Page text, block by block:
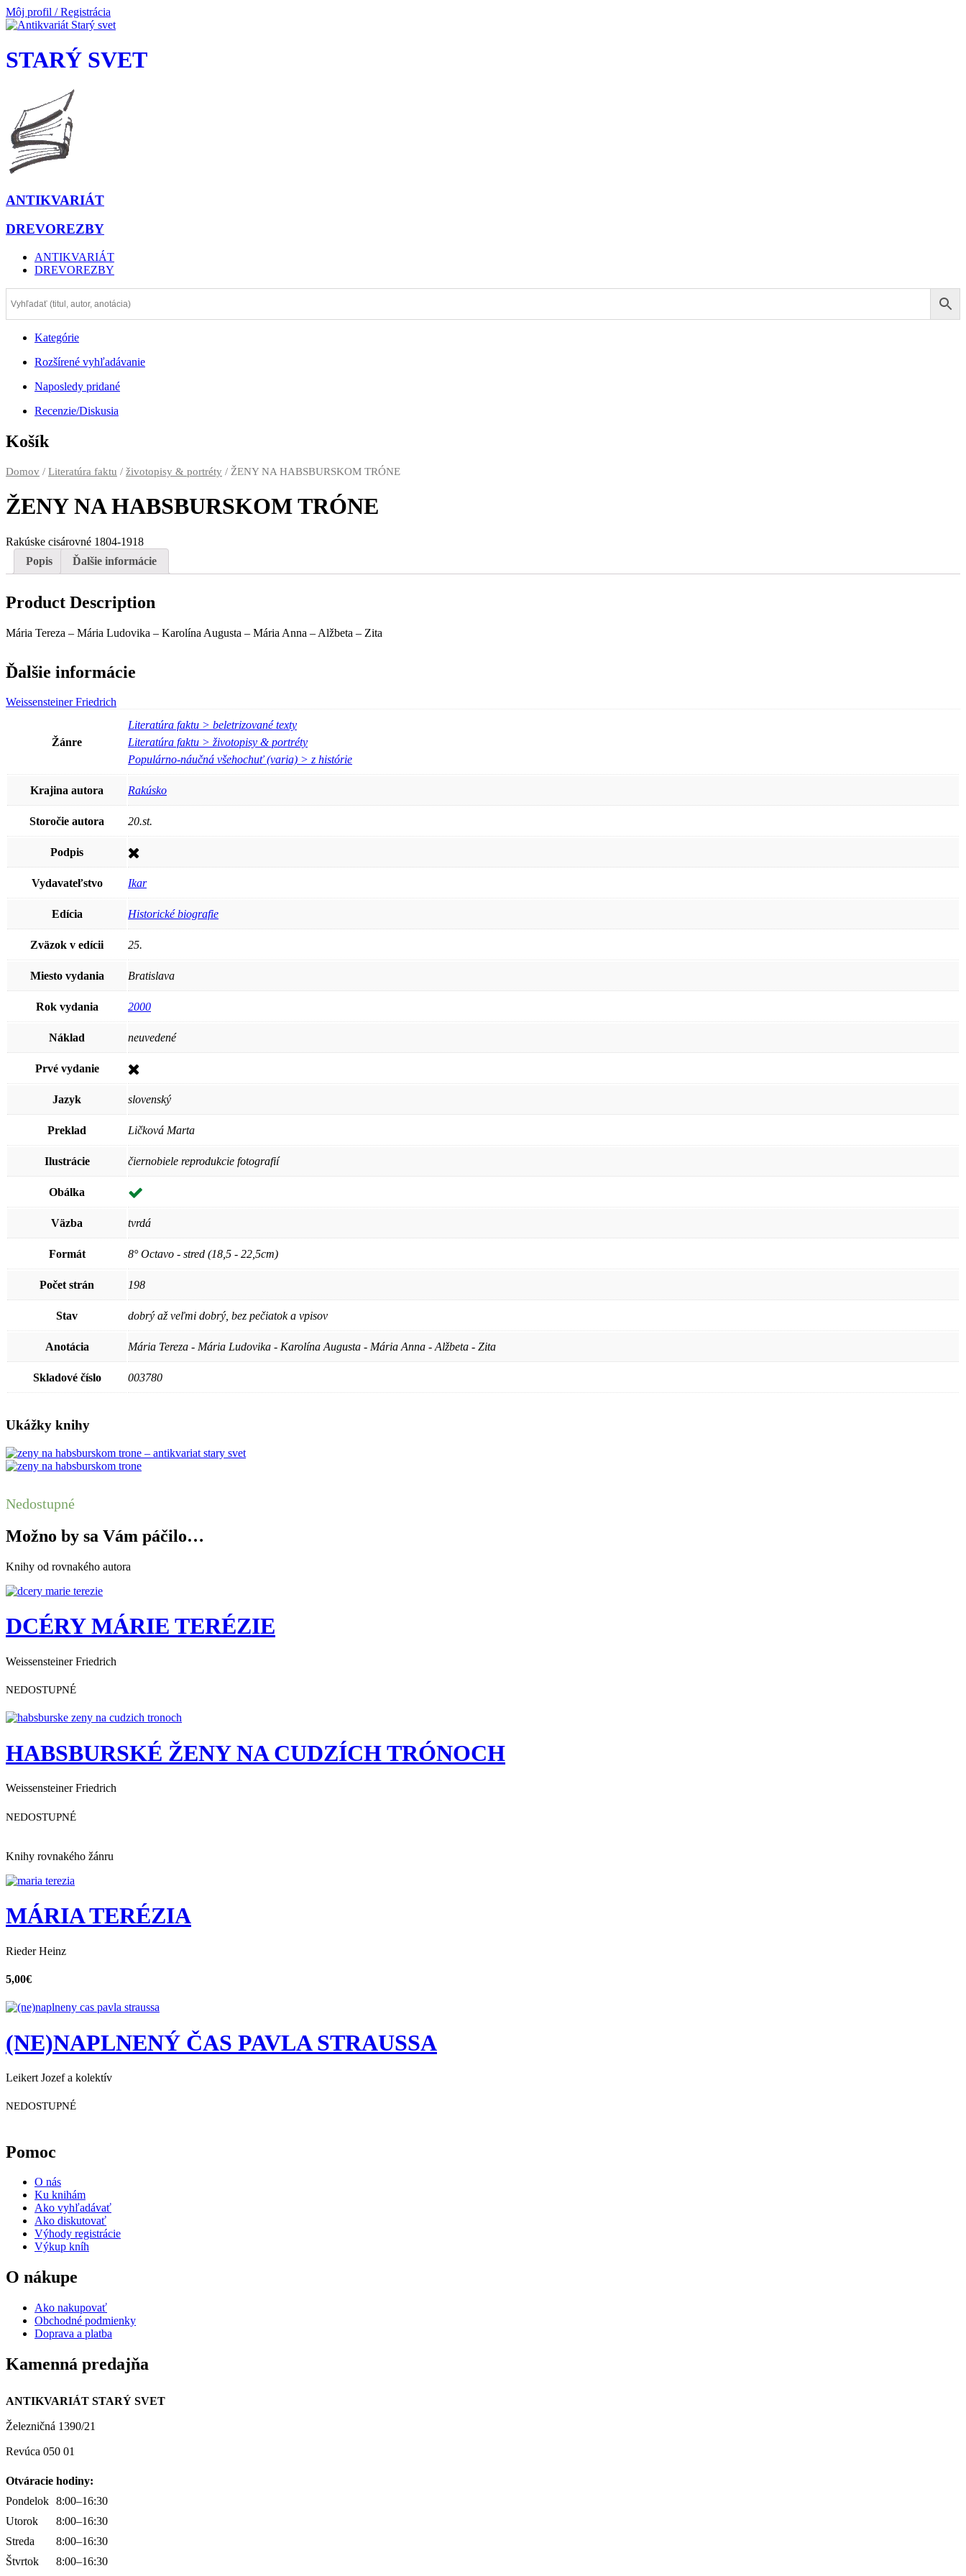
Môj profil / Registrácia
STARÝ SVET
ANTIKVARIÁT
DREVOREZBY
ANTIKVARIÁT
DREVOREZBY
na
obsah
Kategórie
Rozšírené vyhľadávanie
Naposledy pridané
Recenzie/Diskusia
Košík
Domov / Literatúra faktu / životopisy & portréty / ŽENY NA HABSBURSKOM TRÓNE
ŽENY NA HABSBURSKOM TRÓNE
Rakúske cisárovné 1804-1918
Popis
Ďalšie informácie
Product Description
Mária Tereza – Mária Ludovika – Karolína Augusta – Mária Anna – Alžbeta – Zita
Ďalšie informácie
Weissensteiner Friedrich
Žánre
Literatúra faktu > beletrizované texty
Literatúra faktu > životopisy & portréty
Populárno-náučná všehochuť (varia) > z histórie
Krajina autora Rakúsko
Storočie autora 20.st.
Podpis
Vydavateľstvo Ikar
Edícia Historické biografie
Zväzok v edícii 25.
Miesto vydania Bratislava
Rok vydania 2000
Náklad neuvedené
Prvé vydanie
Jazyk slovenský
Preklad Ličková Marta
Ilustrácie čiernobiele reprodukcie fotografií
Obálka
Väzba tvrdá
Formát 8° Octavo - stred (18,5 - 22,5cm)
Počet strán 198
Stav dobrý až veľmi dobrý, bez pečiatok a vpisov
Anotácia Mária Tereza - Mária Ludovika - Karolína Augusta - Mária Anna - Alžbeta - Zita
Skladové číslo 003780
Ukážky knihy
Nedostupné
Možno by sa Vám páčilo…
Knihy od rovnakého autora
DCÉRY MÁRIE TERÉZIE
Weissensteiner Friedrich
NEDOSTUPNÉ
HABSBURSKÉ ŽENY NA CUDZÍCH TRÓNOCH
Weissensteiner Friedrich
NEDOSTUPNÉ
Knihy rovnakého žánru
MÁRIA TERÉZIA
Rieder Heinz
5,00€
(NE)NAPLNENÝ ČAS PAVLA STRAUSSA
Leikert Jozef a kolektív
NEDOSTUPNÉ
Pomoc
O nás
Ku knihám
Ako vyhľadávať
Ako diskutovať
Výhody registrácie
Výkup kníh
O nákupe
Ako nakupovať
Obchodné podmienky
Doprava a platba
Kamenná predajňa
ANTIKVARIÁT STARÝ SVET
Železničná 1390/21
Revúca 050 01
Otváracie hodiny:
Pondelok 8:00–16:30
Utorok
8:00–16:30
Streda
8:00–16:30
Štvrtok
8:00–16:30